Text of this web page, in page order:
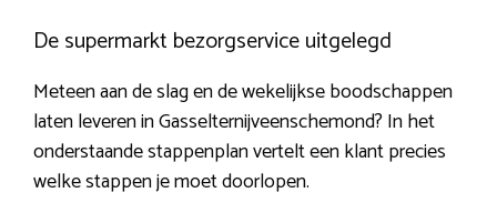
De supermarkt bezorgservice uitgelegd
Meteen aan de slag en de wekelijkse boodschappen
laten leveren in Gasselternijveenschemond? In het
onderstaande stappenplan vertelt een klant precies
welke stappen je moet doorlopen.